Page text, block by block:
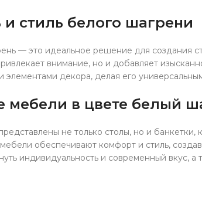
и стиль белого шагрени
— это идеальное решение для создания
внимание, но и добавляет
элементами декора, делая его
мебели в цвете белый
не только столы, но и
обеспечивают комфорт и стиль,
индивидуальность и современный вкус,